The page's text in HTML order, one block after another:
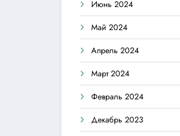
Июнь 2024
Май 2024
Апрель 2024
Март 2024
Февраль 2024
Декабрь 2023